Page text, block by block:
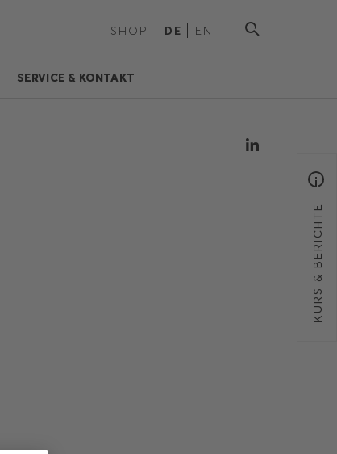
KURS & BERICHTE
SHOP DE EN
SERVICE & KONTAKT